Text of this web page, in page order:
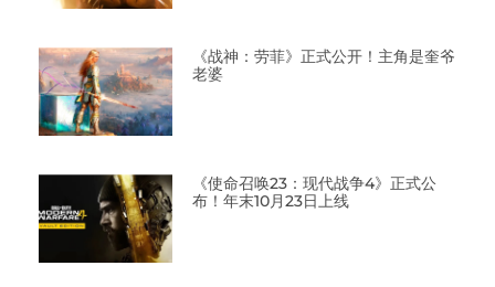
《战神：劳菲》正式公开！主角是奎爷
老婆
《使命召唤23：现代战争4》正式公
布！年末10月23日上线